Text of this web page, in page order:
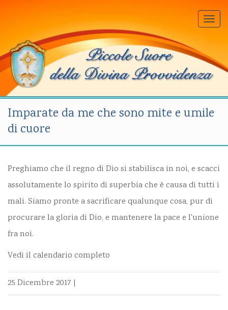
Imparate da me che sono mite e umile
di cuore
Preghiamo che il regno di Dio si stabilisca in noi, e scacci
assolutamente lo spirito di superbia che è causa di tutti i
mali. Siamo pronte a sacrificare qualunque cosa, pur di
procurare la gloria di Dio, e mantenere la pace e l'unione
fra noi.
Vedi il calendario completo
25 Dicembre 2017 |